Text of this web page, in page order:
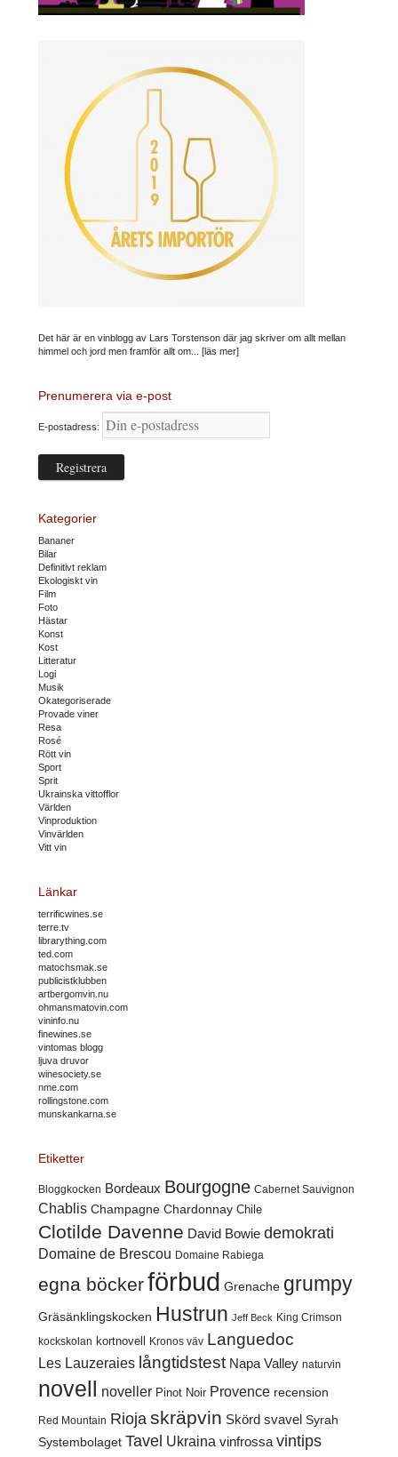
Det här är en vinblogg av Lars Torstenson där jag skriver om allt mellan
himmel och jord men framför allt om... [läs mer]
Prenumerera via e-post
E-postadress:
Kategorier
Bananer
Bilar
Definitivt reklam
Ekologiskt vin
Film
Foto
Hästar
Konst
Kost
Litteratur
Logi
Musik
Okategoriserade
Provade viner
Resa
Rosé
Rött vin
Sport
Sprit
Ukrainska vittofflor
Världen
Vinproduktion
Vinvärlden
Vitt vin
Länkar
terrificwines.se
terre.tv
librarything.com
ted.com
matochsmak.se
publicistklubben
artbergomvin.nu
ohmansmatovin.com
vininfo.nu
finewines.se
vintomas blogg
ljuva druvor
winesociety.se
nme.com
rollingstone.com
munskankarna.se
Etiketter
Bloggkocken Bordeaux Bourgogne Cabernet Sauvignon
Chablis Champagne Chardonnay Chile
Clotilde Davenne David Bowie demokrati
Domaine de Brescou Domaine Rabiega
egna böckerförbud Grenache grumpy
Gräsänklingskocken Hustrun Jeff Beck King Crimson
kockskolan kortnovell Kronos väv Languedoc
Les Lauzeraies långtidstest Napa Valley naturvin
novell noveller Pinot Noir Provence recension
Red Mountain Rioja skräpvin Skörd svavel Syrah
Systembolaget Tavel Ukraina vinfrossa vintips